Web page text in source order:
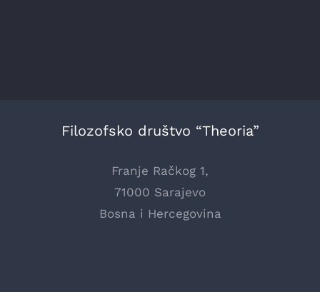
Filozofsko društvo “Theoria”
Franje Račkog 1,
71000 Sarajevo
Bosna i Hercegovina